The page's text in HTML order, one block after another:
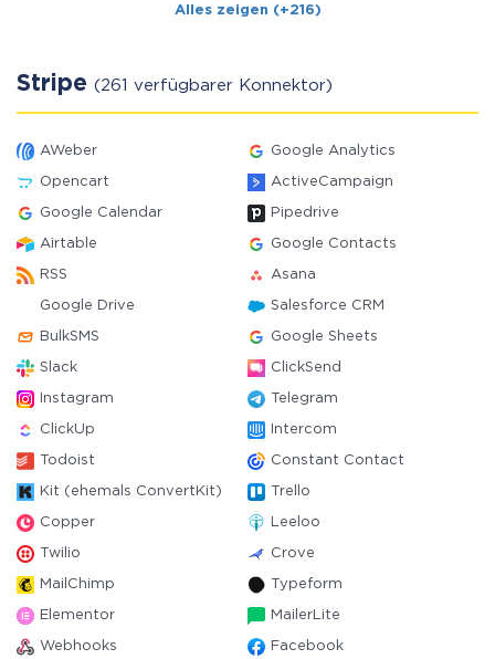
Alles zeigen (+216)
Stripe (261 verfügbarer Konnektor)
AWeber Google Analytics
Opencart ActiveCampaign
Google Calendar Pipedrive
Airtable Google Contacts
RSS Asana
Google Drive Salesforce CRM
BulkSMS Google Sheets
Slack ClickSend
Instagram Telegram
ClickUp Intercom
Todoist Constant Contact
Kit (ehemals ConvertKit) Trello
Copper Leeloo
Twilio Crove
MailChimp Typeform
Elementor MailerLite
Webhooks Facebook